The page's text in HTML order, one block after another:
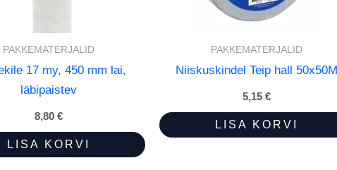
PAKKEMATERJALID
17 my, 450 mm lai,
läbipaistev
8,80 €
LISA KORVI
PAKKEMATERJALID
Niiskuskindel Teip hall 50x50M
5,15 €
LISA KORVI